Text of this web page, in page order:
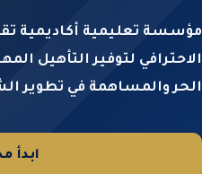
مؤسسة تعليمية أكاديمية
الاحترافي لتوفير التأهيل
الحر والمساهمة في تطوير
ابدأ